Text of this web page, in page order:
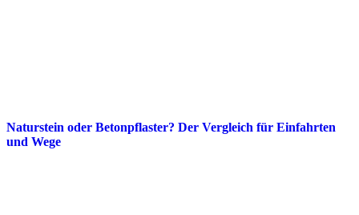
Naturstein oder Betonpflaster? Der Vergleich für Einfahrten
und Wege